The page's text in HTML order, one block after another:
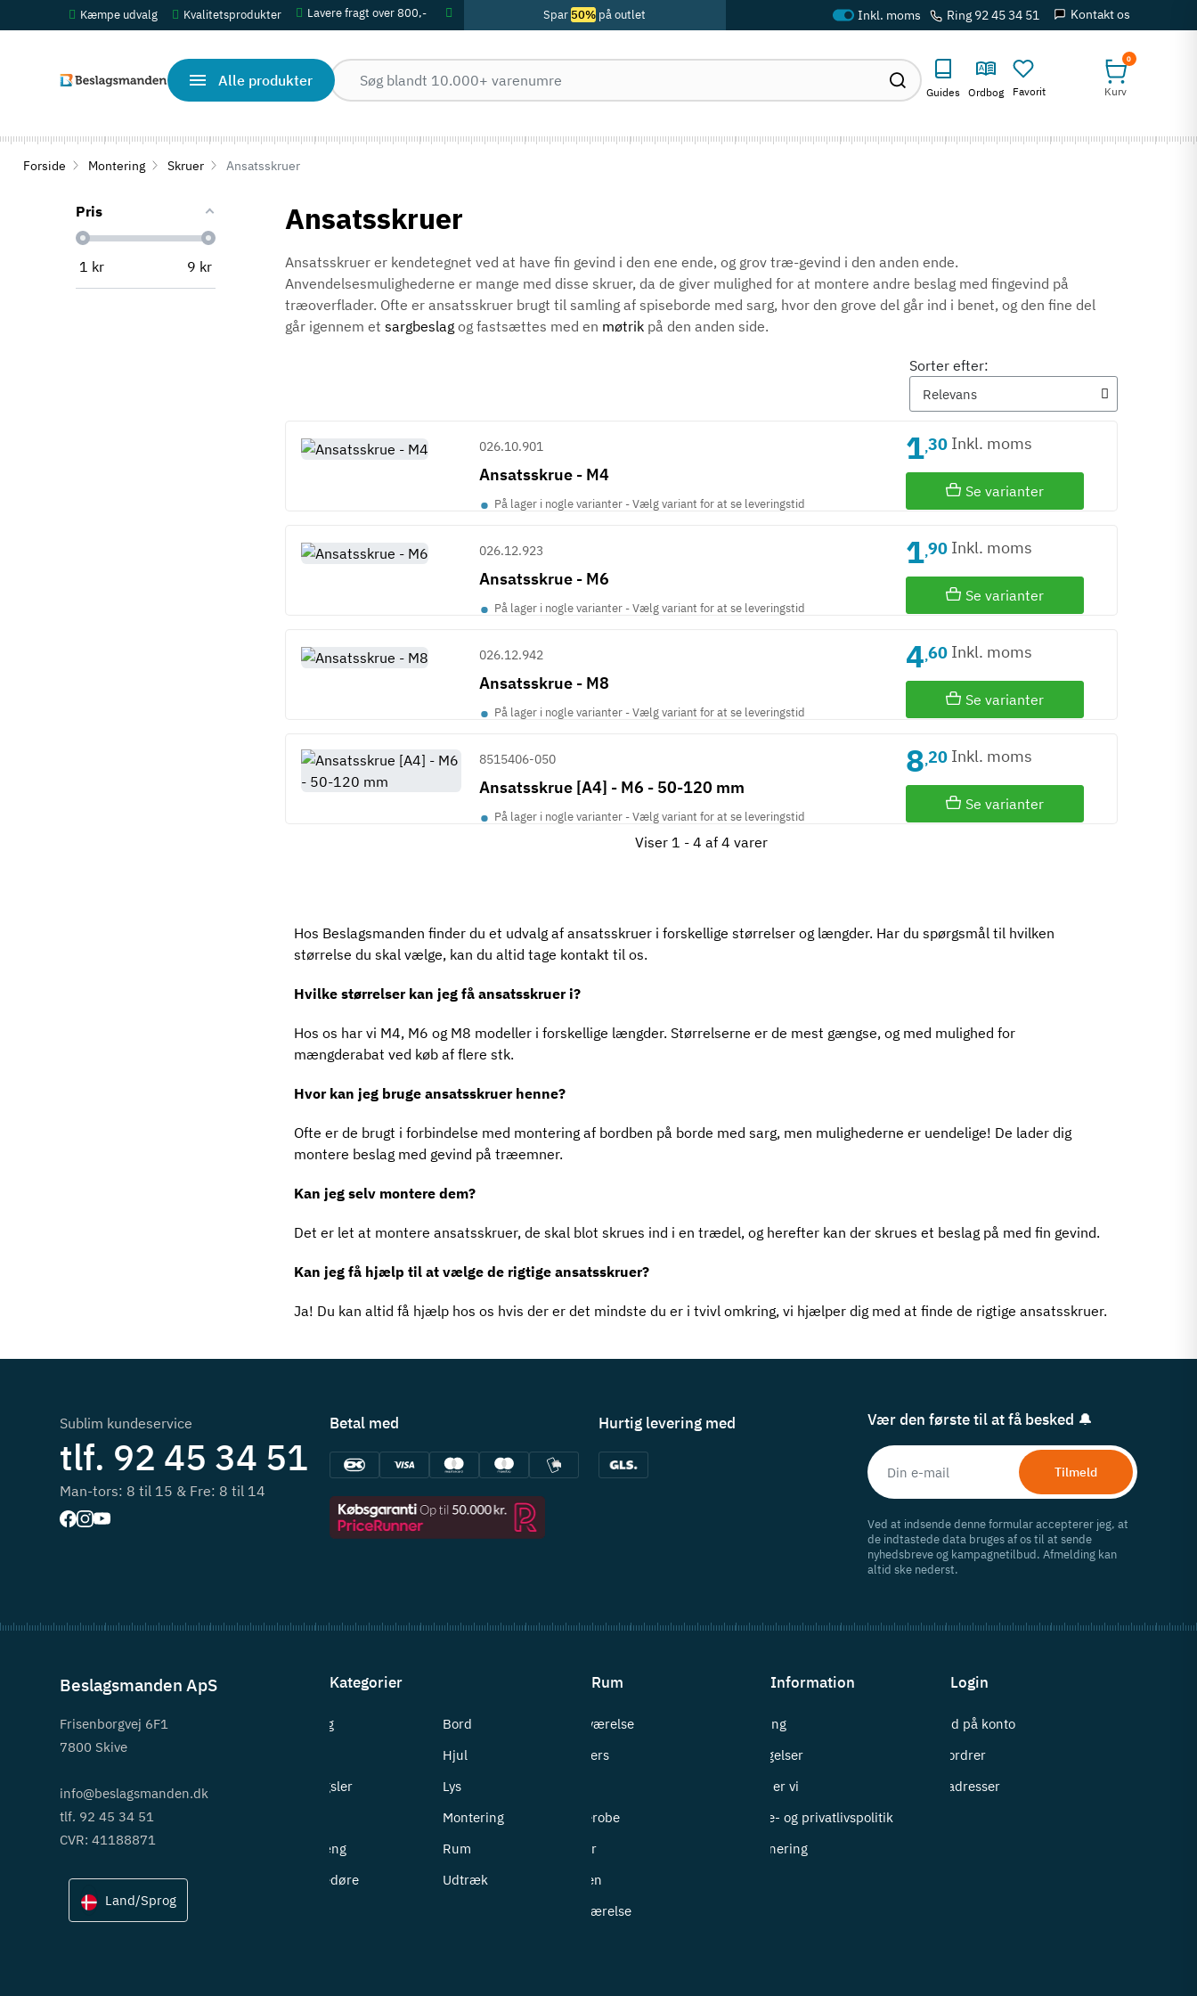
Kæmpe udvalg Kvalitetsprodukter Lavere fragt over 800,- Spar 50% på outlet Ring 92 45 34 51 Kontakt os
Alle produkter
Guides Ordbog Favorit
0
Kurv
Forside Montering Skruer Ansatsskruer
Pris
1 kr 9 kr
Ansatsskruer
Ansatsskruer er kendetegnet ved at have fin gevind i den ene ende, og grov træ-gevind i den anden ende.
Anvendelsesmulighederne er mange med disse skruer, da de giver mulighed for at montere andre beslag med fingevind på
træoverflader. Ofte er ansatsskruer brugt til samling af spiseborde med sarg, hvor den grove del går ind i benet, og den fine del
går igennem et sargbeslagog fastsættes med en møtrikpå den anden side.
Sorter efter:
Ansatsskrue - M4
026.10.901
• På lager i nogle varianter - Vælg variant for at se leveringstid
1,30 Inkl. moms
Se varianter
Ansatsskrue - M6
026.12.923
• På lager i nogle varianter - Vælg variant for at se leveringstid
1,90 Inkl. moms
Se varianter
Ansatsskrue - M8
026.12.942
• På lager i nogle varianter - Vælg variant for at se leveringstid
4,60 Inkl. moms
Se varianter
Ansatsskrue [A4] - M6 - 50-120 mm
8515406-050
• På lager i nogle varianter - Vælg variant for at se leveringstid
8,20 Inkl. moms
Se varianter
Viser 1 - 4 af 4 varer
Hos Beslagsmanden finder du et udvalg af ansatsskruer i forskellige størrelser og længder. Har du spørgsmål til hvilken
størrelse du skal vælge, kan du altid tage kontakt til os.
Hvilke størrelser kan jeg få ansatsskruer i?
Hos os har vi M4, M6 og M8 modeller i forskellige længder. Størrelserne er de mest gængse, og med mulighed for
mængderabat ved køb af flere stk.
Hvor kan jeg bruge ansatsskruer henne?
Ofte er de brugt i forbindelse med montering af bordben på borde med sarg, men mulighederne er uendelige! De lader dig
montere beslag med gevind på træemner.
Kan jeg selv montere dem?
Det er let at montere ansatsskruer, de skal blot skrues ind i en trædel, og herefter kan der skrues et beslag på med fin gevind.
Kan jeg få hjælp til at vælge de rigtige ansatsskruer?
Ja! Du kan altid få hjælp hos os hvis der er det mindste du er i tvivl omkring, vi hjælper dig med at finde de rigtige ansatsskruer.
Sublim kundeservice
tlf. 92 45 34 51
Man-tors: 8 til 15 & Fre: 8 til 14
Betal med Hurtig levering med Vær den første til at få besked 🔔
Tilmeld
Ved at indsende denne formular accepterer jeg, at
de indtastede data bruges af os til at sende
nyhedsbreve og kampagnetilbud. Afmelding kan
altid ske nederst.
Beslagsmanden ApS
Frisenborgvej 6F1
7800 Skive
info@beslagsmanden.dk
tlf. 92 45 34 51
CVR: 41188871
Land/Sprog
Kategorier
Beslag
Bord
Hjul
Hængsler
Lys
Montering
Ophæng
Rum
Skydedøre
Udtræk
Rum
Badeværelse
Bryggers
Garderobe
Kontor
Køkken
Soveværelse
Information
Levering
Betingelser
Hvem er vi
Cookie- og privatlivspolitik
Returnering
Login
Log ind på konto
Mine ordrer
Mine adresser